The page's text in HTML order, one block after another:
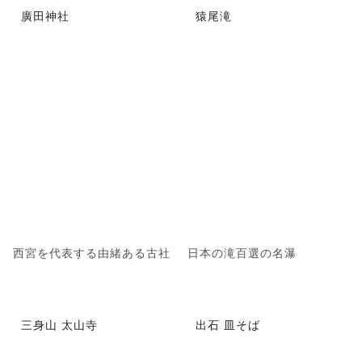
廣田神社
西宮を代表する由緒ある古社
猿尾滝
日本の滝百選の名瀑
三身山 太山寺 出石 皿そば